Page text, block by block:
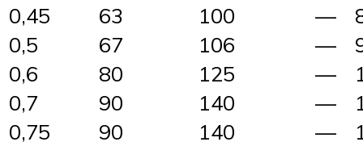
0,45
63 100 —
0,5
67 106 —
0,6
80 125 —
0,7
90 140 —
0,75
90 140 —